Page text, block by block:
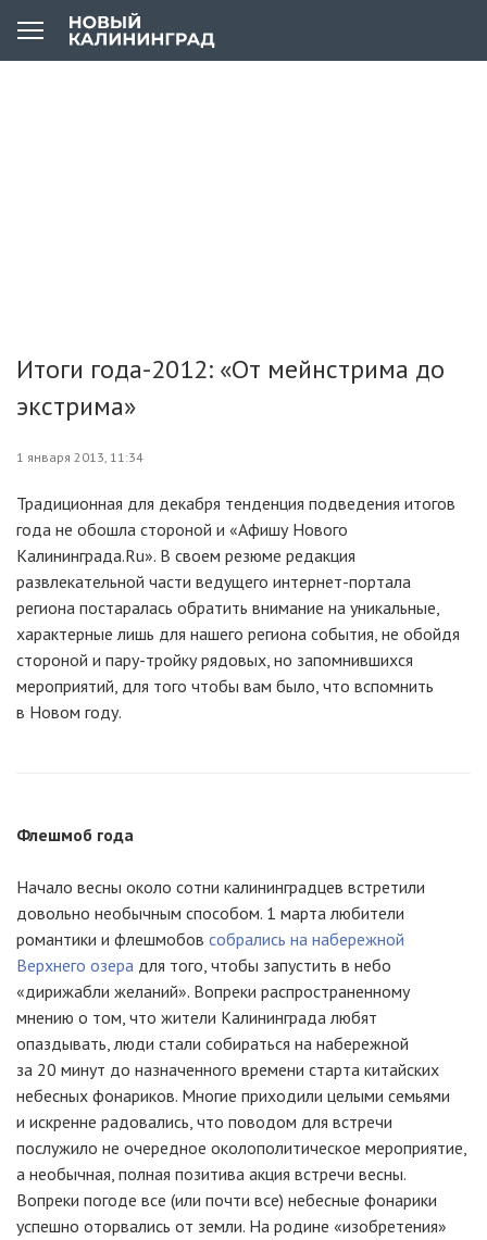
Итоги года-2012: «От мейнстрима до
экстрима»
1 января 2013, 11:34
Традиционная для декабря тенденция подведения итогов
года не обошла стороной и «Афишу Нового
Калининграда.Ru». В своем резюме редакция
развлекательной части ведущего интернет-портала
региона постаралась обратить внимание на уникальные,
характерные лишь для нашего региона события, не обойдя
стороной и пару-тройку рядовых, но запомнившихся
мероприятий, для того чтобы вам было, что вспомнить
в Новом году.
Флешмоб года
Начало весны около сотни калининградцев встретили
довольно необычным способом. 1 марта любители
романтики и флешмобов собрались на набережной
Верхнего озера для того, чтобы запустить в небо
«дирижабли желаний». Вопреки распространенному
мнению о том, что жители Калининграда любят
опаздывать, люди стали собираться на набережной
за 20 минут до назначенного времени старта китайских
небесных фонариков. Многие приходили целыми семьями
и искренне радовались, что поводом для встречи
послужило не очередное околополитическое мероприятие,
а необычная, полная позитива акция встречи весны.
Вопреки погоде все (или почти все) небесные фонарики
успешно оторвались от земли. На родине «изобретения»